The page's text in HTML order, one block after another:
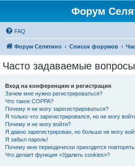
Форум
FAQ
Форум Селятино Список форумов
Часто задаваемые вопросы
Вход на конференцию и регистрация
Зачем мне нужно регистрироваться?
Что такое COPPA?
Почему я не могу зарегистрироваться?
Я только что зарегистрировался, но не могу
Почему я не могу войти?
Я давно зарегистрирован, но больше не могу
Я забыл пароль!
Почему мне периодически приходится
Что делает функция «Удалить cookies»?